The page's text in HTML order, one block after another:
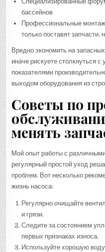
бассейнов
Профессиональные
только поставят запчасти,
Вредно экономить на
иначе рискуете столкнуться
показателями
выходом оборудования из
Советы по
менять
Мой опыт работы с
регулярный простой уход
проблем. Вот несколько
жизнь насоса:
Регулярно очищайте
и грязи.
Следите за состоянием
первых признаках износа.
Используйте хорошую